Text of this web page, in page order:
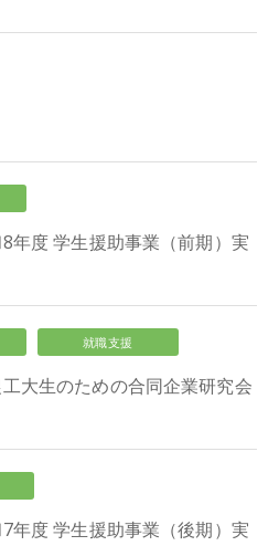
8年度 学生援助事業（前期）実
就職支援
工大生のための合同企業研究会
7年度 学生援助事業（後期）実